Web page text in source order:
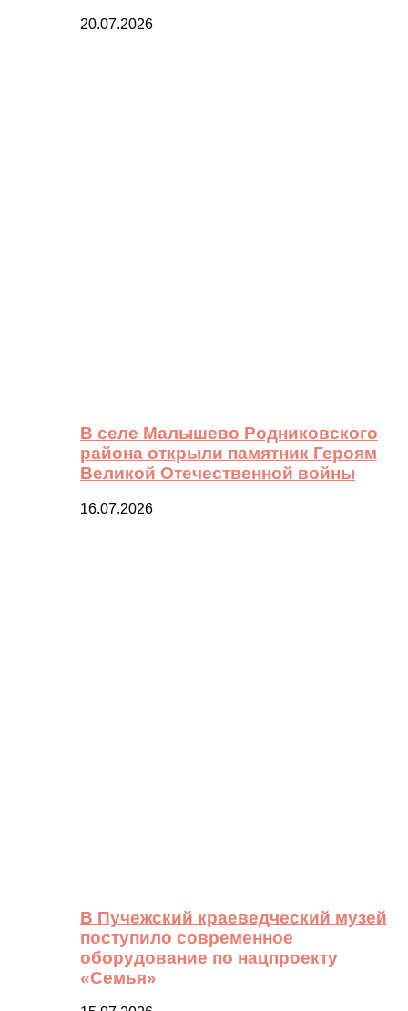
20.07.2026
В селе Малышево Родниковского
района открыли памятник Героям
Великой Отечественной войны
16.07.2026
В Пучежский краеведческий музей
поступило современное
оборудование по нацпроекту
«Семья»